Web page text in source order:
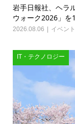
岩手日報社、ヘラ
ウォーク2026」を
2026.08.06 イベン
IT・テクノロジー